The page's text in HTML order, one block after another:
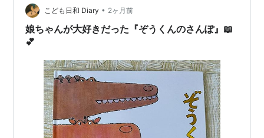
こども日和 Diary • 2ヶ月前
娘ちゃんが大好きだった『ぞうくんのさんぽ』📖
💕